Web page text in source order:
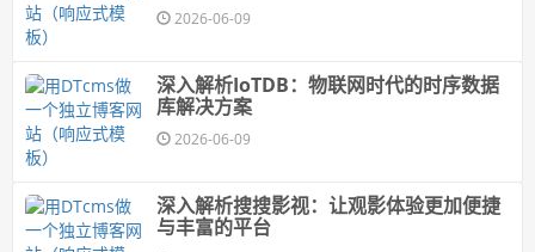
2026-06-09
深入解析IoTDB：物联网时代的时序数据
库解决方案
2026-06-09
深入解析搜搜影视：让观影体验更加便捷
与丰富的平台